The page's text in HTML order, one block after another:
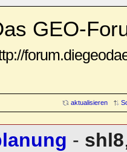
GEO-
aktualisieren
- shl8